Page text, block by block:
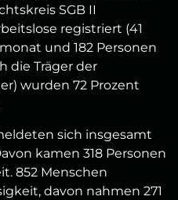
SGB II
registriert (41
und 182 Personen
die Träger der
wurden 72 Prozent
sich insgesamt
kamen 318 Personen
852 Menschen
davon nahmen 271